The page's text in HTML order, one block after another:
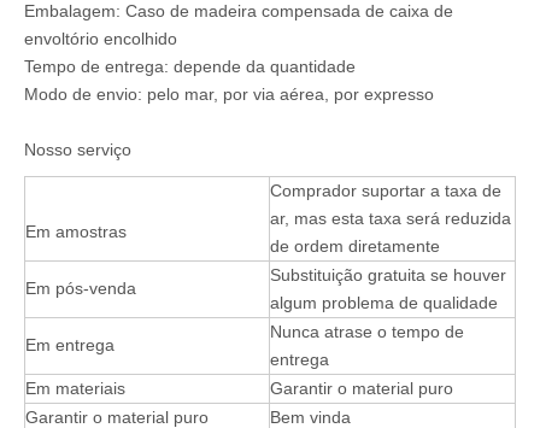
Embalagem: Caso de madeira compensada de caixa de
envoltório encolhido
Tempo de entrega: depende da quantidade
Modo de envio: pelo mar, por via aérea, por expresso
Nosso serviço
Em amostras
Comprador suportar a taxa de
ar, mas esta taxa será reduzida
de ordem diretamente
Em pós-venda
Substituição gratuita se houver
algum problema de qualidade
Em entrega
Nunca atrase o tempo de
entrega
Em materiais
Garantir o material puro
Garantir o material puro
Bem vinda